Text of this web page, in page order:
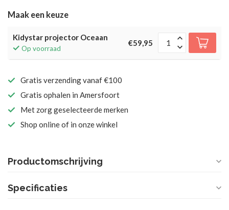
Maak een keuze
Kidystar projector Oceaan
Op voorraad
€59,95
Gratis verzending vanaf €100
Gratis ophalen in Amersfoort
Met zorg geselecteerde merken
Shop online of in onze winkel
Productomschrijving
Specificaties